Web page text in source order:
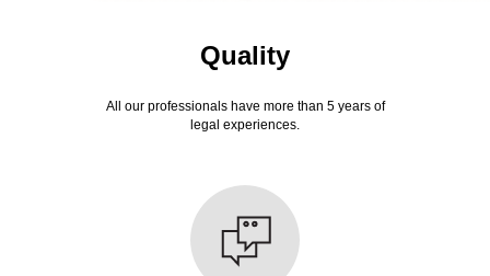
All our professionals have more than 5 years of
legal experiences.
Quality